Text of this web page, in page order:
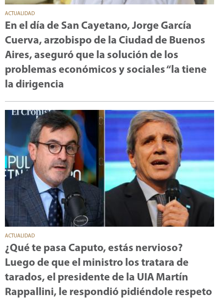
ACTUALIDAD
En el día de San Cayetano, Jorge García
Cuerva, arzobispo de la Ciudad de Buenos
Aires, aseguró que la solución de los
problemas económicos y sociales “la tiene
la dirigencia
ACTUALIDAD
¿Qué te pasa Caputo, estás nervioso?
Luego de que el ministro los tratara de
tarados, el presidente de la UIA Martín
Rappallini, le respondió pidiéndole respeto